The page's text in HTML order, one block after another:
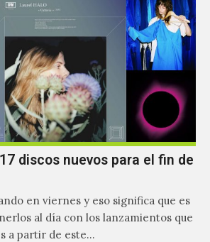
discos nuevos para el fin de
en viernes y eso significa que es
al día con los lanzamientos que
a partir de este…